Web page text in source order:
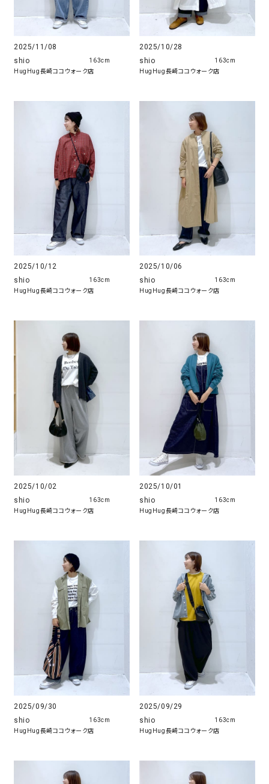
2025/11/08
shio
HugHug長崎ココウォーク店
163cm
2025/10/28
shio
HugHug長崎ココウォーク店
163cm
2025/10/12
shio
HugHug長崎ココウォーク店
163cm
2025/10/06
shio
HugHug長崎ココウォーク店
163cm
2025/10/02
shio
HugHug長崎ココウォーク店
163cm
2025/10/01
shio
HugHug長崎ココウォーク店
163cm
2025/09/30
shio
HugHug長崎ココウォーク店
163cm
2025/09/29
shio
HugHug長崎ココウォーク店
163cm